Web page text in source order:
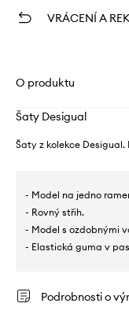
VRÁCENÍ A
O produktu
Šaty Desigual
Šaty z kolekce
- Model na jedno
- Rovný střih.
- Model s ozdobnými
- Elastická guma v
Podrobnosti o